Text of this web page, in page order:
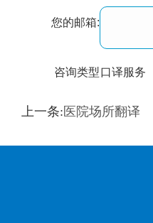
您的邮箱:
咨询类型口译服务
训翻译
上一条: 医院场所翻译